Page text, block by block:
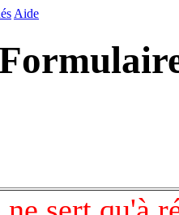
Aide